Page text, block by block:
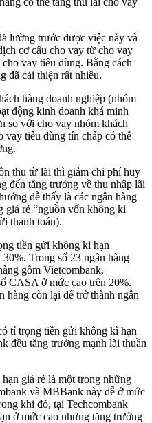
lường trước được việc này và
cơ cấu cho vay từ cho vay
vay tiêu dùng. Bằng cách
đã cải thiện rất nhiều.
hàng doanh nghiệp (nhóm
động kinh doanh khá minh
so với cho vay nhóm khách
vay tiêu dùng tín chấp có thể
thu từ lãi thì giảm chi phí huy
đến tăng trưởng về thu nhập lãi
dễ thấy là các ngân hàng
giá rẻ “nguồn vốn không kì
thanh toán).
tiền gửi không kì hạn
Trong số 23 ngân hàng
gồm Vietcombank,
CASA ở mức cao trên 20%.
hàng còn lại để trở thành ngân
tỉ trọng tiền gửi không kì hạn
đều tăng trưởng mạnh lãi thuần
giá rẻ là một trong những
và MBBank này dễ ở mức
khi đó, tại Techcombank
ở mức cao nhưng tăng trưởng